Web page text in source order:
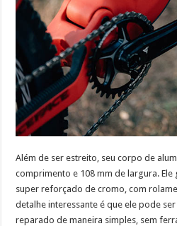
Além de ser estreito, seu corpo de
comprimento e 108 mm de largura.
super reforçado de cromo, com
detalhe interessante é que ele pode
reparado de maneira simples, sem